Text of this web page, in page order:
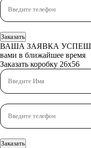
Заказать
ВАША ЗАЯВКА
вами в ближайшее время
Заказать коробку 26x56
Заказать